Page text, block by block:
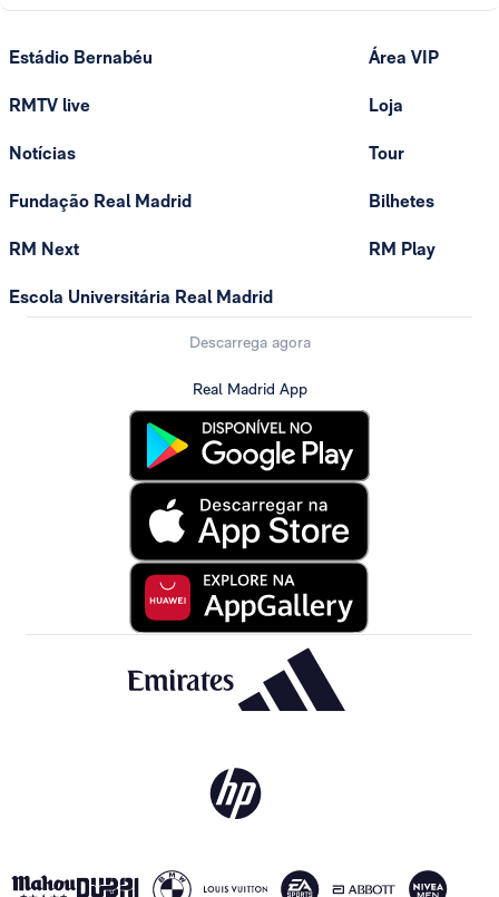
Estádio Bernabéu
RMTV live
Notícias
Fundação Real Madrid
RM Next
Escola Universitária Real Madrid
Área VIP
Loja
Tour
Bilhetes
RM Play
Descarrega agora
Real Madrid App